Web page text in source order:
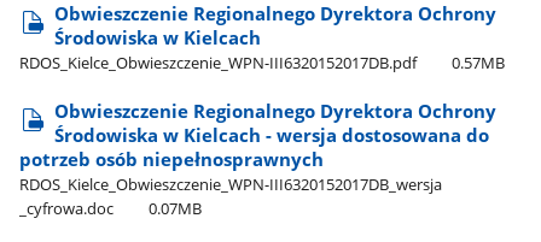
Obwieszczenie Regionalnego Dyrektora Ochrony
Środowiska w Kielcach
RDOS​_Kielce​_Obwieszczenie​_WPN-III6320152017DB.pdf 0.57MB
Obwieszczenie Regionalnego Dyrektora Ochrony
Środowiska w Kielcach - wersja dostosowana do
potrzeb osób niepełnosprawnych
RDOS​_Kielce​_Obwieszczenie​_WPN-III6320152017DB​_wersja​
_cyfrowa.doc
0.07MB